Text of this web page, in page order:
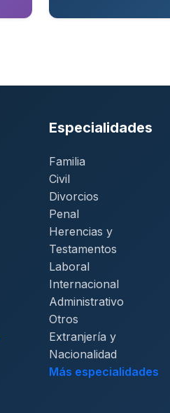
Especialidades
Familia
Civil
Divorcios
Penal
Herencias y
Testamentos
Laboral
Internacional
Administrativo
Otros
Extranjería y
Nacionalidad
Más especialidades